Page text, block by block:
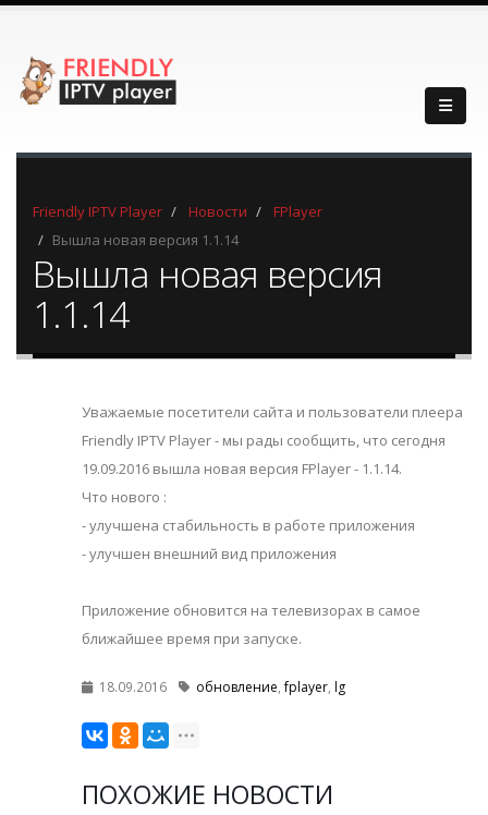
Friendly IPTV Player Новости
FPlayer
Вышла новая версия 1.1.14
Вышла новая версия
1.1.14
Уважаемые посетители сайта и пользователи плеера
Friendly IPTV Player - мы рады сообщить, что сегодня
19.09.2016 вышла новая версия FPlayer - 1.1.14.
Что нового :
- улучшена стабильность в работе приложения
- улучшен внешний вид приложения
Приложение обновится на телевизорах в самое
ближайшее время при запуске.
18.09.2016 обновление ,fplayer lg
ПОХОЖИЕ НОВОСТИ